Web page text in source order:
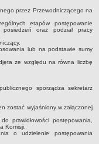
w wodę i zbiorowego
przez Przewodniczącego na
etapów postępowanie
oraz podział pracy
lub na podstawie sumy
ze względu na równa liczbę
sporządza sekretarz
zostać wyjaśniony w załączonej
prawidłowości postępowania,
Komisji.
o udzielenie postępowania